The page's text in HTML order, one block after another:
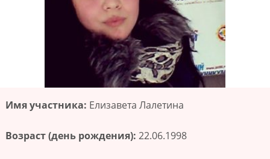
Имя участника: Елизавета Лалетина
Возраст (день рождения): 22.06.1998